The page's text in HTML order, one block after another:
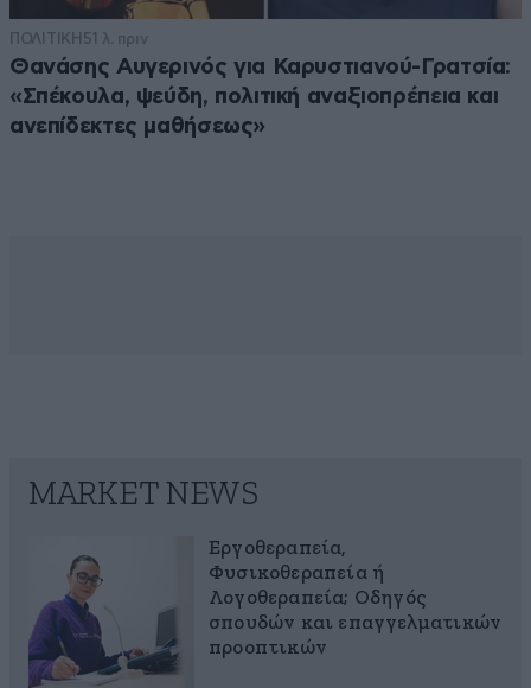
ΠΟΛΙΤΙΚΗ 51 λ. πριν
Θανάσης Αυγερινός για Καρυστιανού-Γρατσία:
«Σπέκουλα, ψεύδη, πολιτική αναξιοπρέπεια και
ανεπίδεκτες μαθήσεως»
MARKET NEWS
Εργοθεραπεία,
Φυσικοθεραπεία ή
Λογοθεραπεία; Οδηγός
σπουδών και επαγγελματικών
προοπτικών